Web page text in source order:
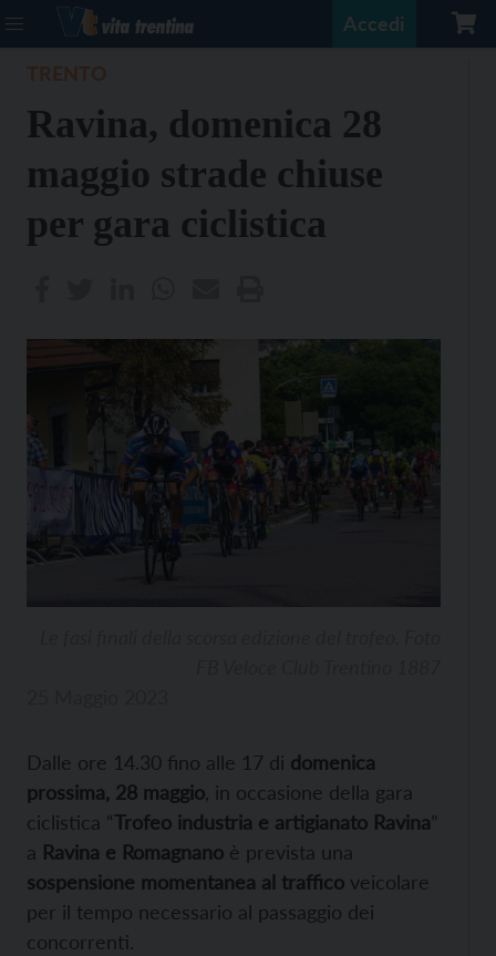
Accedi
Ravina, domenica 28
maggio strade chiuse
per gara ciclistica
Dalle ore 14.30 fino alle 17 di domenica
prossima, 28 maggio, in occasione della gara
ciclistica “Trofeo industria e artigianato Ravina”
a Ravina e Romagnano è prevista una
sospensione momentanea al traffico veicolare
per il tempo necessario al passaggio dei
concorrenti.